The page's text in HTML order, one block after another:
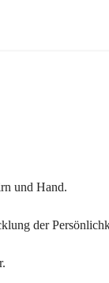
und Hand.
der